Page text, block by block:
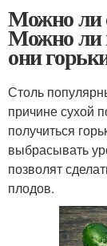
Можно ли
Можно ли
они
Столь
причине сухой
получиться
выбрасывать
позволят
плодов.